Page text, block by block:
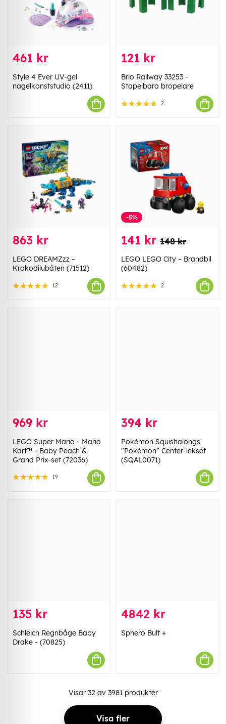
461 kr
Style 4 Ever UV-gel
nagelkonststudio (2411)
121 kr
Brio Railway 33253 -
Stapelbara bropelare
2
863 kr
LEGO DREAMZzz –
Krokodilubåten (71512)
12
-5%
141 kr 148 kr
LEGO LEGO City – Brandbil
(60482)
2
969 kr
LEGO Super Mario - Mario
Kart™ - Baby Peach &
Grand Prix-set (72036)
19
394 kr
Pokémon Squishalongs
"Pokémon" Center-lekset
(SQAL0071)
135 kr
Schleich Regnbåge Baby
Drake - (70825)
4842 kr
Sphero Bult +
Visar 32av 3981produkter
Visa fler